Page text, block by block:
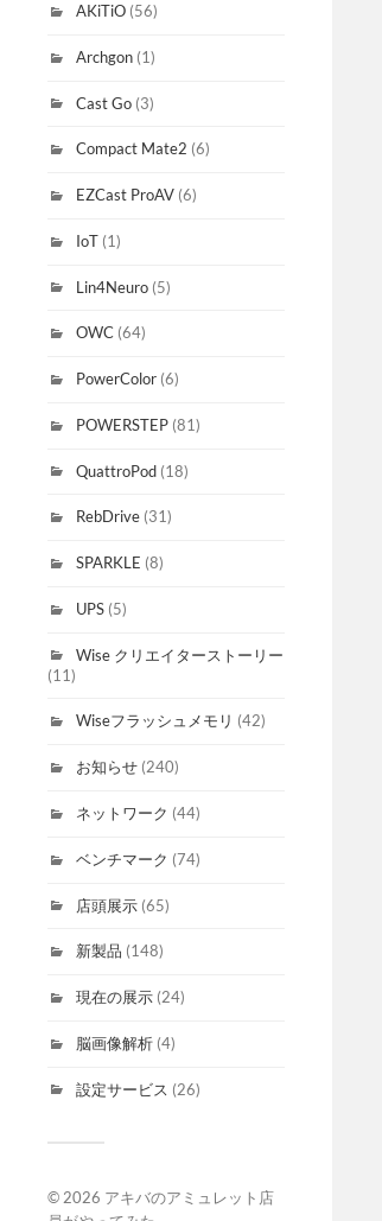
AKiTiO (56)
Archgon (1)
Cast Go (3)
Compact Mate2 (6)
EZCast ProAV (6)
IoT (1)
Lin4Neuro (5)
OWC (64)
PowerColor (6)
POWERSTEP (81)
QuattroPod (18)
RebDrive (31)
SPARKLE (8)
UPS (5)
Wise クリエイターストーリー
(11)
Wiseフラッシュメモリ (42)
お知らせ (240)
ネットワーク (44)
ベンチマーク (74)
店頭展示 (65)
新製品 (148)
現在の展示 (24)
脳画像解析 (4)
設定サービス (26)
© 2026 アキバのアミュレット店